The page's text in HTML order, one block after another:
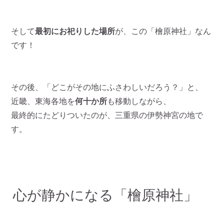
そして最初にお祀りした場所が、この「檜原神社」なん
です！
その後、「どこがその地にふさわしいだろう？」と、
近畿、東海各地を何十か所も移動しながら、
最終的にたどりついたのが、三重県の伊勢神宮の地で
す。
心が静かになる「檜原神社」